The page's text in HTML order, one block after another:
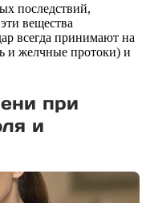
последствий,
вещества
всегда принимают на
и желчные протоки) и
при
и